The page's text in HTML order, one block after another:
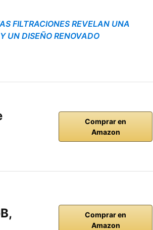
FILTRACIONES REVELAN UNA
UN DISEÑO RENOVADO
Comprar en
Amazon
Comprar en
Amazon